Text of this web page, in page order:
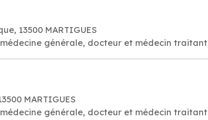
13500 MARTIGUES
générale, docteur et médecin traitant
MARTIGUES
générale, docteur et médecin traitant